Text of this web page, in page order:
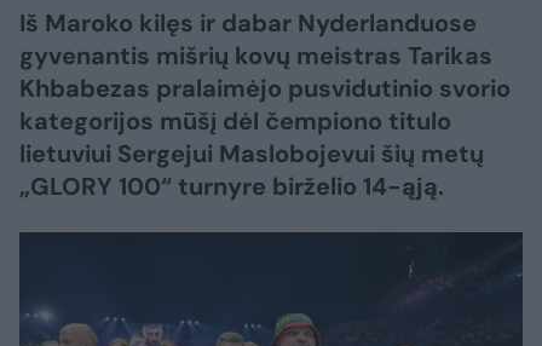
Iš Maroko kilęs ir dabar Nyderlanduose
gyvenantis mišrių kovų meistras Tarikas
Khbabezas pralaimėjo pusvidutinio svorio
kategorijos mūšį dėl čempiono titulo
lietuviui Sergejui Maslobojevui šių metų
„GLORY 100“ turnyre birželio 14-ąją.